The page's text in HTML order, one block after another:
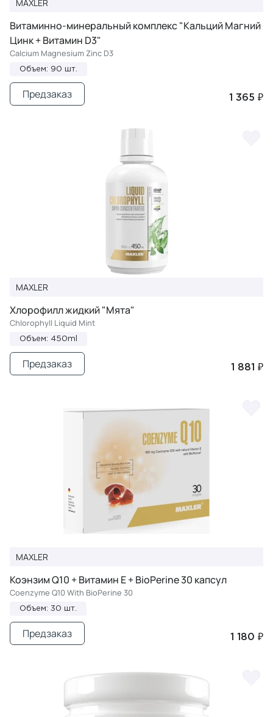
MAXLER
Витаминно-минеральный комплекс "Кальций Магний
Цинк + Витамин D3"
Calcium Magnesium Zinc D3
Объем: 90 шт.
1 365 ₽
Предзаказ
MAXLER
Хлорофилл жидкий "Мята"
Chlorophyll Liquid Mint
Объем: 450ml
1 881 ₽
Предзаказ
MAXLER
Коэнзим Q10 + Витамин Е + BioPerine 30 капсул
Coenzyme Q10 With BioPerine 30
Объем: 30 шт.
1 180 ₽
Предзаказ